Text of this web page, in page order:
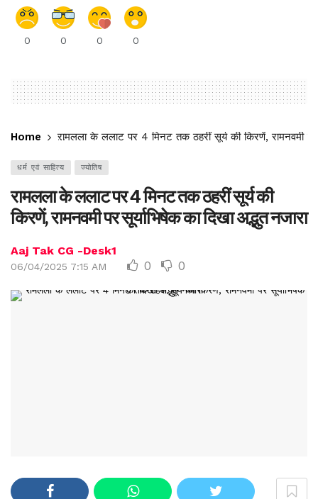
0 0 0 0
Home रामलला के ललाट पर 4 मिनट तक ठहरीं सूर्य की किरणें, रामनवमी पर
धर्म एवं साहित्य ज्योतिष
रामलला के ललाट पर 4 मिनट तक ठहरीं सूर्य की
किरणें, रामनवमी पर सूर्याभिषेक का दिखा अद्भुत नजारा
Aaj Tak CG -Desk1
06/04/2025 7:15 AM 0 0